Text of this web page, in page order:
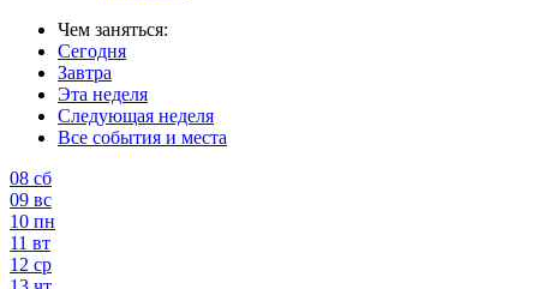
Чем заняться:
Сегодня
Завтра
Эта неделя
Следующая неделя
Все события и места
08 сб
09 вс
10 пн
11 вт
12 ср